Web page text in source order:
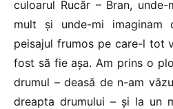
culoarul Rucăr – Bran,
mult și unde-mi
peisajul frumos pe care-l tot
fost să fie așa. Am prins o
drumul – deasă de n-am
dreapta drumului – și la un